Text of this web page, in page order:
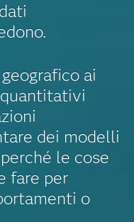
ai
dei modelli
le cose
fare per
o